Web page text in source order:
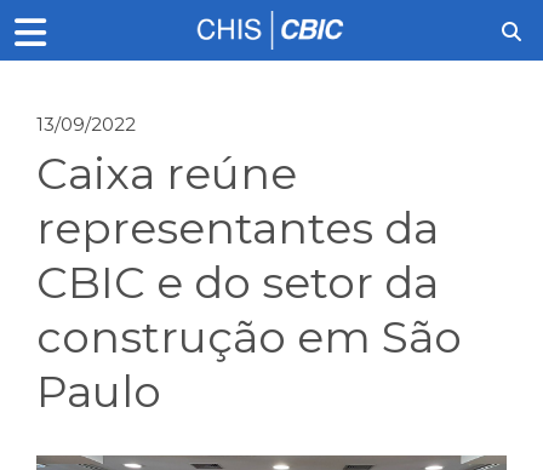
13/09/2022
Caixa reúne
representantes da
CBIC e do setor da
construção em São
Paulo